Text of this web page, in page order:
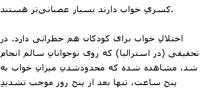
کسریِ خواب دارند بسیار عصبانی‌تر هستند.
اختلالِ خواب برای کودکان هم خطراتی دارد. در
تحقیقی (در استرالیا) که روی نوجوانانِ سالم انجام
شد، مشاهده شده که محدودشدنِ میزانِ خواب به
پنج ساعت، تنها بعد از پنج روز موجب تشدیدِ